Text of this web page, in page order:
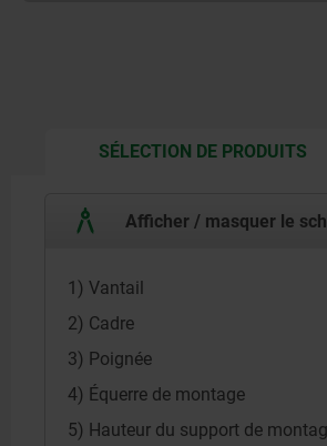
SÉLECTION DE PRODUITS
Afficher / masquer le
1) Vantail
2) Cadre
3) Poignée
4) Équerre de montage
5) Hauteur du support de